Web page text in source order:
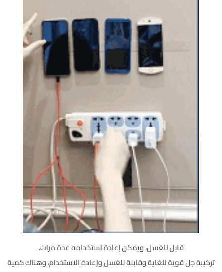
قابل للغسل، ويمكن إعادة استخدامه عدة مرات.
تركيبة جل قوية للغاية وقابلة للغسل وإعادة الاستخدام، وهناك كمية